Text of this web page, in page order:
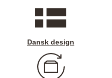
Dansk design